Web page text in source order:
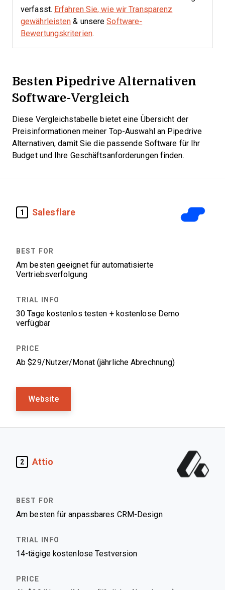
verfasst. Erfahren Sie, wie wir Transparenz
gewährleisten & unsereSoftware-
Bewertungskriterien.
Besten Pipedrive Alternativen
Software-Vergleich
Diese Vergleichstabelle bietet eine Übersicht der
Preisinformationen meiner Top-Auswahl an Pipedrive
Alternativen, damit Sie die passende Software für Ihr
Budget und Ihre Geschäftsanforderungen finden.
1 Salesflare
Am besten geeignet für automatisierte
Vertriebsverfolgung
30 Tage kostenlos testen + kostenlose Demo
verfügbar
Ab $29/Nutzer/Monat (jährliche Abrechnung)
Website
2 Attio
Am besten für anpassbares CRM-Design
14-tägige kostenlose Testversion